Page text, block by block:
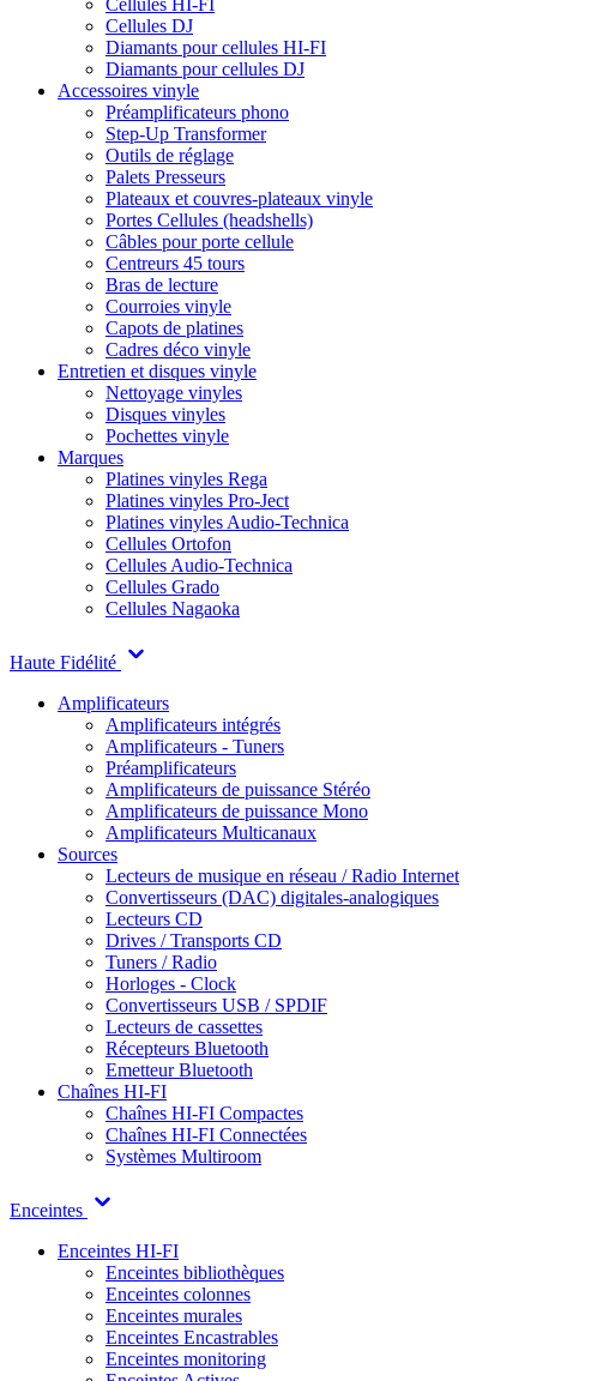
Cellules HI-FI
Cellules DJ
Diamants pour cellules HI-FI
Diamants pour cellules DJ
Accessoires vinyle
Préamplificateurs phono
Step-Up Transformer
Outils de réglage
Palets Presseurs
Plateaux et couvres-plateaux vinyle
Portes Cellules (headshells)
Câbles pour porte cellule
Centreurs 45 tours
Bras de lecture
Courroies vinyle
Capots de platines
Cadres déco vinyle
Entretien et disques vinyle
Nettoyage vinyles
Disques vinyles
Pochettes vinyle
Marques
Platines vinyles Rega
Platines vinyles Pro-Ject
Platines vinyles Audio-Technica
Cellules Ortofon
Cellules Audio-Technica
Cellules Grado
Cellules Nagaoka
Haute Fidélité
Amplificateurs
Amplificateurs intégrés
Amplificateurs - Tuners
Préamplificateurs
Amplificateurs de puissance Stéréo
Amplificateurs de puissance Mono
Amplificateurs Multicanaux
Sources
Lecteurs de musique en réseau / Radio Internet
Convertisseurs (DAC) digitales-analogiques
Lecteurs CD
Drives / Transports CD
Tuners / Radio
Horloges - Clock
Convertisseurs USB / SPDIF
Lecteurs de cassettes
Récepteurs Bluetooth
Emetteur Bluetooth
Chaînes HI-FI
Chaînes HI-FI Compactes
Chaînes HI-FI Connectées
Systèmes Multiroom
Enceintes
Enceintes HI-FI
Enceintes bibliothèques
Enceintes colonnes
Enceintes murales
Enceintes Encastrables
Enceintes monitoring